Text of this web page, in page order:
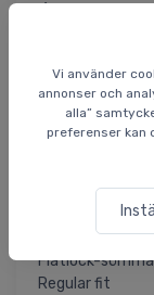
Vi använder
annonser och
alla”
preferenser kan
skaver mot
Tröjan är
deras varma
tillverkade av
Återvunnen
YKK dragkedja
Flatlock-
Regular fit